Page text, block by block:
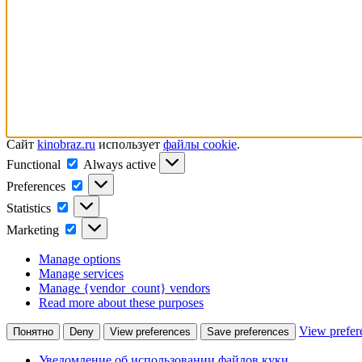
Сайт kinobraz.ru использует файлы cookie.
Functional
Functional
Always active
Preferences
Preferences
Statistics Statistics
Marketing Marketing
Manage options
Manage services
Manage {vendor_count} vendors
Read more about these purposes
Понятно Deny View preferences Save preferences View